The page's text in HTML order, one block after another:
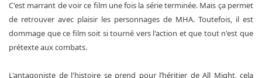
C'est marrant de voir ce film une fois la série terminée. Mais ça permet
de retrouver avec plaisir les personnages de MHA. Toutefois, il est
dommage que ce film soit si tourné vers l'action et que tout n'est que
prétexte aux combats.
L'antagoniste de l'histoire se prend pour l’héritier de All Might, cela